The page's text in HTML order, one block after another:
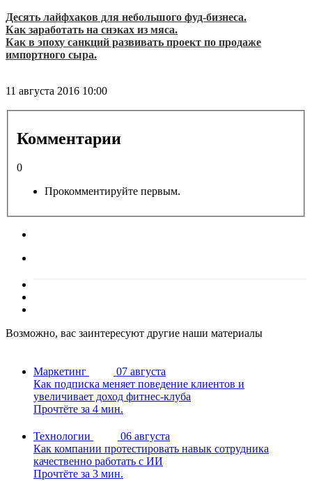
Десять лайфхаков для небольшого фуд-бизнеса.
Как заработать на снэках из мяса.
Как в эпоху санкций развивать проект по продаже
импортного сыра.
11 августа 2016 10:00
Комментарии
0
Прокомментируйте первым.
Возможно, вас заинтересуют другие наши материалы
Маркетинг
07 августа
Как подписка меняет поведение клиентов и
увеличивает доход фитнес-клуба
Прочтёте за 4 мин.
Технологии
06 августа
Как компании протестировать навык сотрудника
качественно работать с ИИ
Прочтёте за 3 мин.